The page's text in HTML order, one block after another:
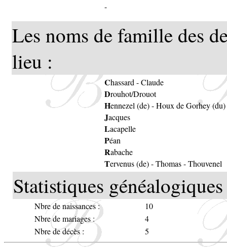
-
Les noms de famille des
lieu :
Chassard -Claude
Drouhot/Drouot
Hennezel (de)-Houx de Gorhey (du)
Jacques
Lacapelle
Péan
Rabache
Tervenus (de)-Thomas-Thouvenel
Statistiques
Nbre de naissances :
10
Nbre de mariages :
4
Nbre de décès :
5